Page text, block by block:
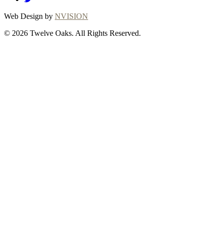
Web Design by NVISION
© 2026 Twelve Oaks. All Rights Reserved.